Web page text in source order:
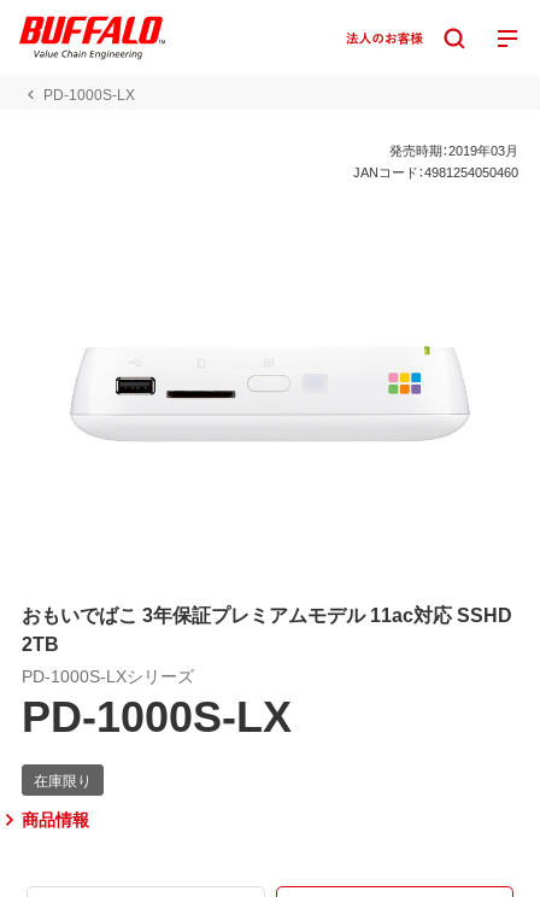
PD-1000S-LX
発売時期：2019年03月
JANコード：4981254050460
おもいでばこ 3年保証プレミアムモデル 11ac対応 SSHD
2TB
PD-1000S-LXシリーズ
PD-1000S-LX
商品情報